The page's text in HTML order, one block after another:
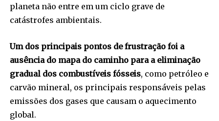
planeta não entre em um ciclo grave de
catástrofes ambientais.
Um dos principais pontos de frustração foi a
ausência do mapa do caminho para a eliminação
gradual dos combustíveis fósseis, como petróleo e
carvão mineral, os principais responsáveis pelas
emissões dos gases que causam o aquecimento
global.